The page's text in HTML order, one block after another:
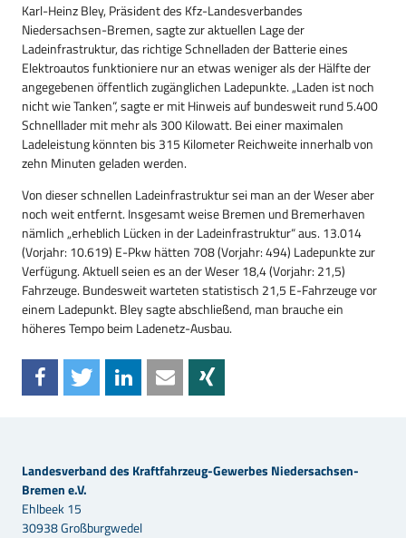
Karl-Heinz Bley, Präsident des Kfz-Landesverbandes
Niedersachsen-Bremen, sagte zur aktuellen Lage der
Ladeinfrastruktur, das richtige Schnelladen der Batterie eines
Elektroautos funktioniere nur an etwas weniger als der Hälfte der
angegebenen öffentlich zugänglichen Ladepunkte. „Laden ist noch
nicht wie Tanken“, sagte er mit Hinweis auf bundesweit rund 5.400
Schnelllader mit mehr als 300 Kilowatt. Bei einer maximalen
Ladeleistung könnten bis 315 Kilometer Reichweite innerhalb von
zehn Minuten geladen werden.
Von dieser schnellen Ladeinfrastruktur sei man an der Weser aber
noch weit entfernt. Insgesamt weise Bremen und Bremerhaven
nämlich „erheblich Lücken in der Ladeinfrastruktur“ aus. 13.014
(Vorjahr: 10.619) E-Pkw hätten 708 (Vorjahr: 494) Ladepunkte zur
Verfügung. Aktuell seien es an der Weser 18,4 (Vorjahr: 21,5)
Fahrzeuge. Bundesweit warteten statistisch 21,5 E-Fahrzeuge vor
einem Ladepunkt. Bley sagte abschließend, man brauche ein
höheres Tempo beim Ladenetz-Ausbau.
Landesverband des Kraftfahrzeug-Gewerbes Niedersachsen-
Bremen e.V.
Ehlbeek 15
30938 Großburgwedel